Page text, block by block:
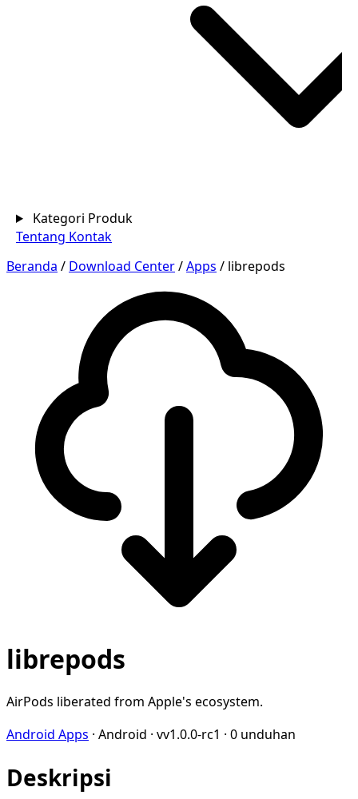
Kategori Produk
Tentang Kontak
Beranda / Download Center/Apps / librepods
librepods
AirPods liberated from Apple's ecosystem.
Android Apps · Android · vv1.0.0-rc1 · 0 unduhan
Deskripsi